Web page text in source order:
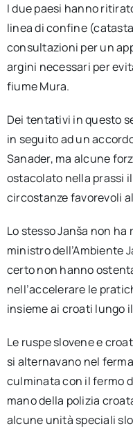
I due paesi hanno
linea di confine
consultazioni per un
argini necessari per
fiume Mura.
Dei tentativi in questo
in seguito ad un
Sanader, ma alcune
ostacolato nella prassi
circostanze favorevoli
Lo stesso Janša non
ministro dell’Ambiente
certo non hanno
nell’accelerare le
insieme ai croati lungo
Le ruspe slovene e
si alternavano nel
culminata con il fermo
mano della polizia
alcune unità speciali